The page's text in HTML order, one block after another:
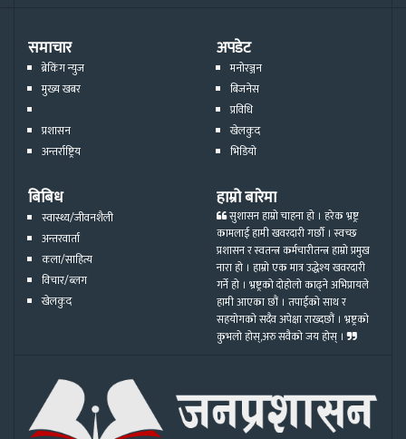
समाचार
ब्रेकिंग न्युज
मुख्य खबर
प्रशासन
अन्तर्राष्ट्रिय
अपडेट
मनोरञ्जन
बिजनेस
प्रविधि
खेलकुद
भिडियो
बिबिध
स्वास्थ्य/जीवनशैली
अन्तरवार्ता
कला/साहित्य
विचार/ब्लग
खेलकुद
हाम्रो बारेमा
सुशासन हाम्रो चाहना हो । हरेक भ्रष्ट्र
कामलाई हामी खवरदारी गर्छौ । स्वच्छ
प्रशासन र स्वतन्त्र कर्मचारीतन्त्र हाम्रो प्रमुख
नारा हो । हाम्रो एक मात्र उद्धेश्य खवरदारी
गर्ने हो । भ्रष्ट्रको दोहोलो काढ्ने अभिप्रायले
हामी आएका छौं । तपाईको साथ र
सहयोगको सदैव अपेक्षा राख्दछौं । भ्रष्ट्रको
कुभलो होस्,अरु सवैको जय होस् ।